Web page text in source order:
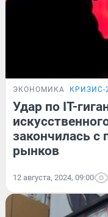
ЭКОНОМИКА КРИЗИС-
Удар по IT-
закончилась
рынков
12 августа, 2024, 09:00